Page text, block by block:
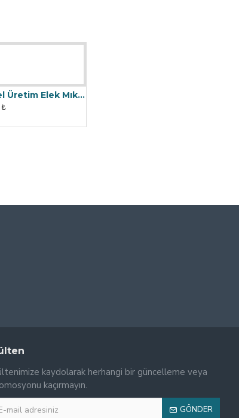
kaydolarak herhangi bir güncelleme veya
kaçırmayın.
GÖNDER